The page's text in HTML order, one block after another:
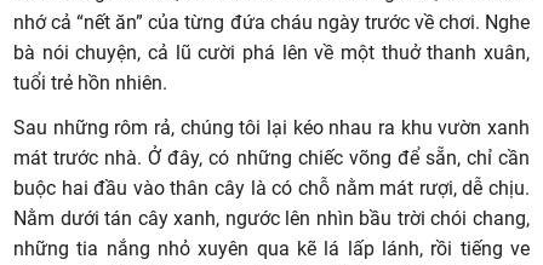
nhớ cả “nết ăn” của từng đứa cháu ngày trước về chơi. Nghe
bà nói chuyện, cả lũ cười phá lên về một thuở thanh xuân,
tuổi trẻ hồn nhiên.
Sau những rôm rả, chúng tôi lại kéo nhau ra khu vườn xanh
mát trước nhà. Ở đây, có những chiếc võng để sẵn, chỉ cần
buộc hai đầu vào thân cây là có chỗ nằm mát rượi, dễ chịu.
Nằm dưới tán cây xanh, ngước lên nhìn bầu trời chói chang,
những tia nắng nhỏ xuyên qua kẽ lá lấp lánh, rồi tiếng ve